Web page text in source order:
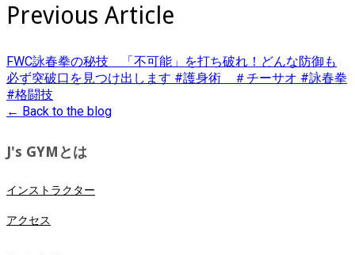
Previous Article
FWC詠春拳の秘技 「不可能」を打ち破れ！どんな防御も
必ず突破口を見つけ出します #護身術 ＃チーサオ #詠春拳
#格闘技
← Back to the blog
J's GYMとは
インストラクター
アクセス